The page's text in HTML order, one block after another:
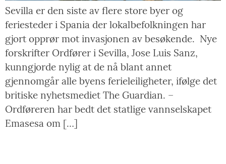
Sevilla er den siste av flere store byer og
feriesteder i Spania der lokalbefolkningen har
gjort opprør mot invasjonen av besøkende. Nye
forskrifter Ordfører i Sevilla, Jose Luis Sanz,
kunngjorde nylig at de nå blant annet
gjennomgår alle byens ferieleiligheter, ifølge det
britiske nyhetsmediet The Guardian. –
Ordføreren har bedt det statlige vannselskapet
Emasesa om […]